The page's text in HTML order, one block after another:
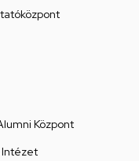
Központ
Intézet